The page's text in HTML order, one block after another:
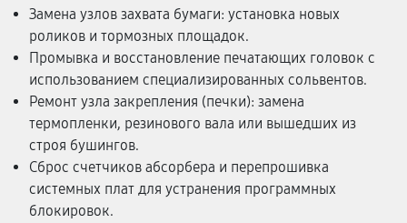
Замена узлов захвата бумаги: установка новых
роликов и тормозных площадок.
Промывка и восстановление печатающих головок с
использованием специализированных сольвентов.
Ремонт узла закрепления (печки): замена
термопленки, резинового вала или вышедших из
строя бушингов.
Сброс счетчиков абсорбера и перепрошивка
системных плат для устранения программных
блокировок.